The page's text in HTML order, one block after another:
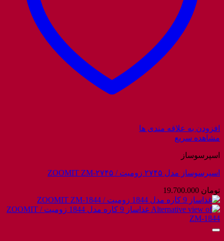
افزودن به علاقه مندی ها
مشاهده سریع
اسپرسوساز
اسپرسوساز مدل ۲۷۴۵ زومیت / ZOOMIT ZM-۲۷۴۵
تومان